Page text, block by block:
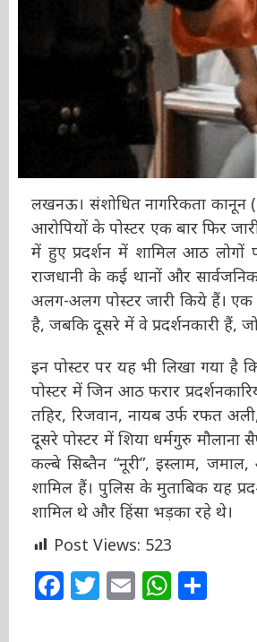
लखनऊ। संशोधित नागरिकता कानून
आरोपियों के पोस्टर एक बार फिर
लखनऊ में हुए प्रदर्शन में शामिल आठ
ने राजधानी के कई थानों और
अलग-अलग पोस्टर जारी किये हैं। एक
हुई है, जबकि दूसरे में वे प्रदर्शनकारी
इन पोस्टर पर यह भी लिखा गया है
पोस्टर में जिन आठ फरार
तहिर, रिजवान, नायब उर्फ रफत
दूसरे पोस्टर में शिया धर्मगुरु
बेटे कल्बे सिब्तैन “नूरी”, इस्लाम,
शामिल हैं। पुलिस के मुताबिक यह
शामिल थे और हिंसा भड़का रहे थे।
Post Views: 523
Facebook
Twitter
Email